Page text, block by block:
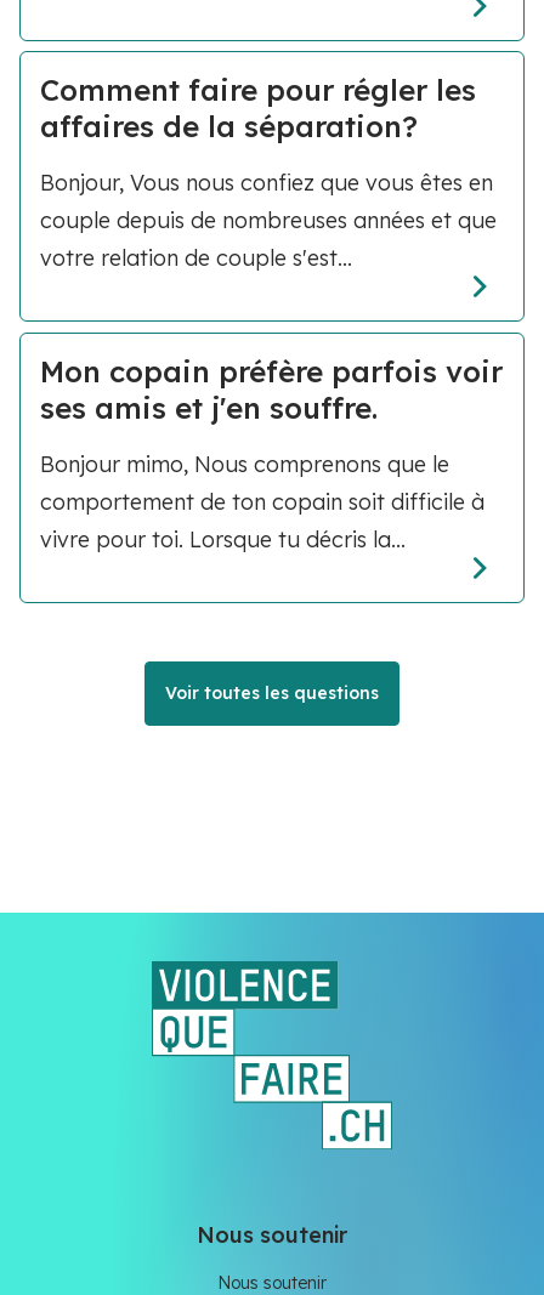
Comment faire pour régler les
affaires de la séparation?
Bonjour, Vous nous confiez que vous êtes en
couple depuis de nombreuses années et que
votre relation de couple s'est...
Mon copain préfère parfois voir
ses amis et j'en souffre.
Bonjour mimo, Nous comprenons que le
comportement de ton copain soit difficile à
vivre pour toi. Lorsque tu décris la...
Voir toutes les questions
Nous soutenir
Nous soutenir